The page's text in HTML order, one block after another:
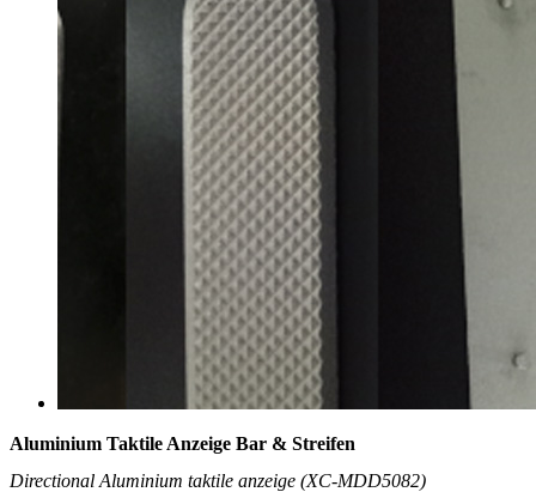
Aluminium Taktile Anzeige Bar & Streifen
Directional Aluminium taktile anzeige (XC-MDD5082)